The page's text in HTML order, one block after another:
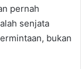
pernah
senjata
bukan